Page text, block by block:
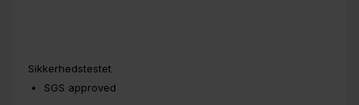
Sikkerhedstestet
SGS approved